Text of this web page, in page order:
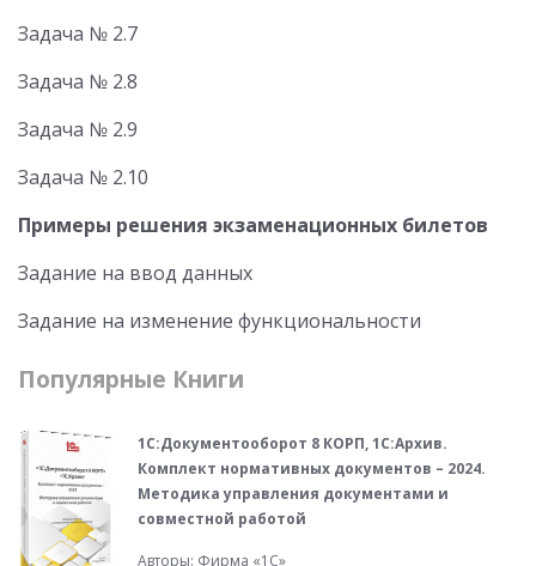
Задача № 2.7
Задача № 2.8
Задача № 2.9
Задача № 2.10
Примеры решения экзаменационных билетов
Задание на ввод данных
Задание на изменение функциональности
Популярные Книги
1С:Документооборот 8 КОРП, 1С:Архив.
Комплект нормативных документов – 2024.
Методика управления документами и
совместной работой
Авторы: Фирма «1С»